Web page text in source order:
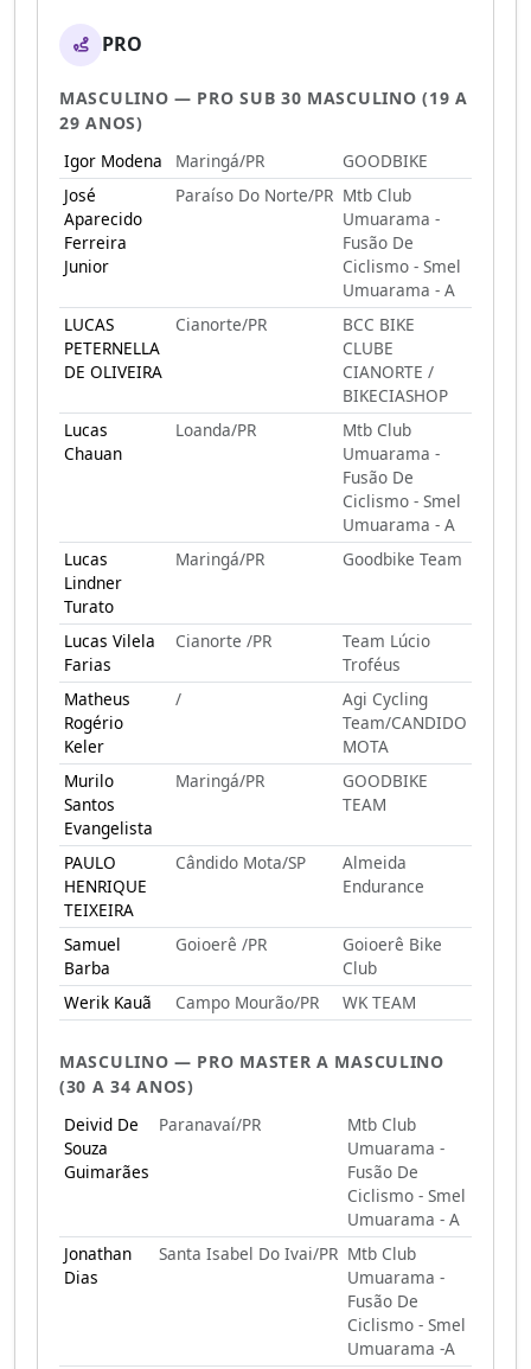
PRO
MASCULINO — PRO SUB 30 MASCULINO (19 A
29 ANOS)
Igor Modena
Maringá/PR
GOODBIKE
José
Aparecido
Ferreira
Junior
Paraíso Do Norte/PR Mtb Club
Umuarama -
Fusão De
Ciclismo - Smel
Umuarama - A
LUCAS
PETERNELLA
DE OLIVEIRA
Cianorte/PR
BCC BIKE
CLUBE
CIANORTE /
BIKECIASHOP
Lucas
Chauan
Loanda/PR
Mtb Club
Umuarama -
Fusão De
Ciclismo - Smel
Umuarama - A
Lucas
Lindner
Turato
Maringá/PR Goodbike Team
Lucas Vilela
Farias
Cianorte /PR
Team Lúcio
Troféus
Matheus
Rogério
Keler
/
Agi Cycling
Team/CANDIDO
MOTA
Murilo
Santos
Evangelista
Maringá/PR
GOODBIKE
TEAM
PAULO
HENRIQUE
TEIXEIRA
Cândido Mota/SP
Almeida
Endurance
Samuel
Barba
Goioerê /PR
Goioerê Bike
Club
Werik Kauã
Campo Mourão/PR WK TEAM
MASCULINO — PRO MASTER A MASCULINO
(30 A 34 ANOS)
Deivid De
Souza
Guimarães
Paranavaí/PR
Mtb Club
Umuarama -
Fusão De
Ciclismo - Smel
Umuarama - A
Jonathan
Dias
Santa Isabel Do Ivai/PR Mtb Club
Umuarama -
Fusão De
Ciclismo - Smel
Umuarama -A